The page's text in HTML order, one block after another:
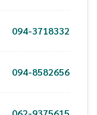
094-3718332
094-8582656